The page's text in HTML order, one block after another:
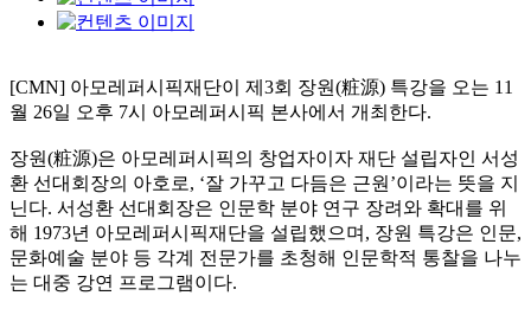
[CMN] 아모레퍼시픽재단이 제3회 장원(粧源) 특강을 오는 11
월 26일 오후 7시 아모레퍼시픽 본사에서 개최한다.
장원(粧源)은 아모레퍼시픽의 창업자이자 재단 설립자인 서성
환 선대회장의 아호로, ‘잘 가꾸고 다듬은 근원’이라는 뜻을 지
닌다. 서성환 선대회장은 인문학 분야 연구 장려와 확대를 위
해 1973년 아모레퍼시픽재단을 설립했으며, 장원 특강은 인문,
문화예술 분야 등 각계 전문가를 초청해 인문학적 통찰을 나누
는 대중 강연 프로그램이다.